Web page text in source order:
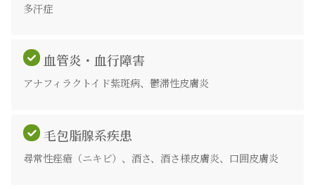
多汗症
血管炎・血行障害
アナフィラクトイド紫斑病、鬱滞性皮膚炎
毛包脂腺系疾患
尋常性痤瘡（ニキビ）、酒さ、酒さ様皮膚炎、口囲皮膚炎